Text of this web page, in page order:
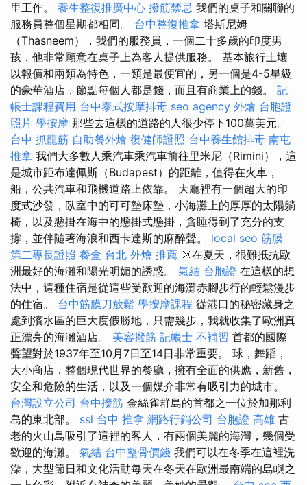
里工作。 養生整復推廣中心 撥筋禁忌 我們的桌子和關聯的
服務員整個星期都相同。 台中整復推拿 塔斯尼姆
（Thasneem），我們的服務員，一個二十多歲的印度男
孩，他非常願意在桌子上為客人提供服務。 基本旅行土壤
以報價和兩類為特色，一類是最便宜的，另一個是4-5星級
的豪華酒店，節點每個人都是錢，而且有商業上的錢。 記
帳士課程費用 台中泰式按摩排毒 seo agency 外燴 台胞證
照片 學按摩 那些去這樣的道路的人很少停下100萬美元。
台中 抓龍筋 自助餐外燴 復健師證照 台中養生館排毒 南屯
推拿 我們大多數人乘汽車乘汽車前往里米尼（Rimini），這
是城市距布達佩斯（Budapest）的距離，值得在火車，
船，公共汽車和飛機道路上依靠。 大廳裡有一個超大的印
度式沙發，臥室中的可可墊床墊，小海灘上的厚厚的太陽躺
椅，以及懸掛在海中的懸掛式懸掛，貪睡得到了充分的支
撐，並伴隨著海浪和西卡達斯的麻醉聲。 local seo 筋膜
第二專長證照 餐盒 台北 外燴 推薦 🌞在夏天，很難抵抗歐
洲最好的海灘和陽光明媚的誘惑。 氣結 台胞證 在這樣的想
法中，這種住宿是從這些受歡迎的海灘赤腳步行的輕鬆漫步
的住宿。 台中筋膜刀放鬆 學按摩課程 從港口的秘密藏身之
處到濱水區的巨大度假勝地，只需幾步，我就收集了歐洲真
正漂亮的海灘酒店。 美容撥筋 記帳士 不補習 首都的國際
聲望對於1937年至10月7日至14日非常重要。 球，舞蹈，
大小商店，整個現代世界的餐廳，擁有全面的供應，新舊，
安全和危險的生活，以及一個媒介非常有吸引力的城市。
台灣設立公司 台中撥筋 金絲雀群島的首都之一位於加那利
島的東北部。 ssl 台中 推拿 網路行銷公司 台胞證 高雄 古
老的火山島吸引了這裡的客人，有兩個美麗的海灣，幾個受
歡迎的海灘。 氣結 台中整骨價錢 我們可以在冬季在這裡洗
澡，大型節日和文化活動每天在冬天在歐洲最南端的島嶼之